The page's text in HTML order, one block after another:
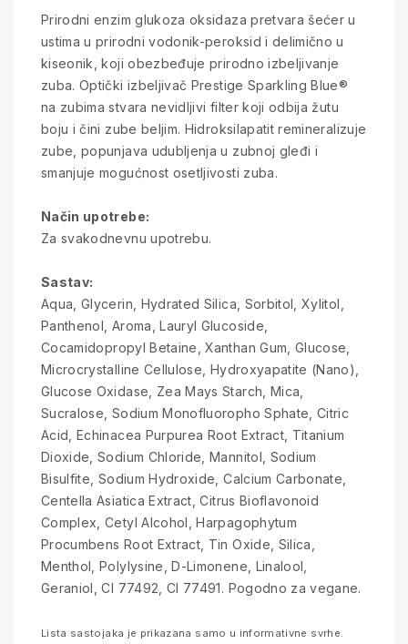
Prirodni enzim glukoza oksidaza pretvara šećer u
ustima u prirodni vodonik-peroksid i delimično u
kiseonik, koji obezbeđuje prirodno izbeljivanje
zuba. Optički izbeljivač Prestige Sparkling Blue®
na zubima stvara nevidljivi filter koji odbija žutu
boju i čini zube beljim. Hidroksilapatit remineralizuje
zube, popunjava udubljenja u zubnoj gleđi i
smanjuje mogućnost osetljivosti zuba.
Način upotrebe:
Za svakodnevnu upotrebu.
Sastav:
Aqua, Glycerin, Hydrated Silica, Sorbitol, Xylitol,
Panthenol, Aroma, Lauryl Glucoside,
Cocamidopropyl Betaine, Xanthan Gum, Glucose,
Microcrystalline Cellulose, Hydroxyapatite (Nano),
Glucose Oxidase, Zea Mays Starch, Mica,
Sucralose, Sodium Monofluoropho Sphate, Citric
Acid, Echinacea Purpurea Root Extract, Titanium
Dioxide, Sodium Chloride, Mannitol, Sodium
Bisulfite, Sodium Hydroxide, Calcium Carbonate,
Centella Asiatica Extract, Citrus Bioflavonoid
Complex, Cetyl Alcohol, Harpagophytum
Procumbens Root Extract, Tin Oxide, Silica,
Menthol, Polylysine, D-Limonene, Linalool,
Geraniol, CI 77492, CI 77491. Pogodno za vegane.
Lista sastojaka je prikazana samo u informativne svrhe.